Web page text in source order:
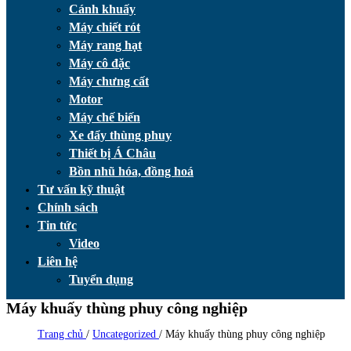
Cánh khuấy
Máy chiết rót
Máy rang hạt
Máy cô đặc
Máy chưng cất
Motor
Máy chế biến
Xe đẩy thùng phuy
Thiết bị Á Châu
Bồn nhũ hóa, đồng hoá
Tư vấn kỹ thuật
Chính sách
Tin tức
Video
Liên hệ
Tuyển dụng
Máy khuấy thùng phuy công nghiệp
Trang chủ / Uncategorized / Máy khuấy thùng phuy công nghiệp